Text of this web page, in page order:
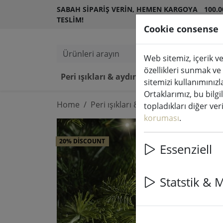
SABAH SIPARIŞ VERIN, HEMEN KARGOYA
TESLIM!
Ürünleri arayın
Peri ışıkları & aydınlatma LED
Home Peri ışıkları & aydınlatma Peri
20% DISCOUNT
Cookie consense
Web sitemiz, içerik
özellikleri sunmak
sitemizi
Ortaklarımız, bu
topladıkları diğer
koruması.
Essenziell
Statstik &